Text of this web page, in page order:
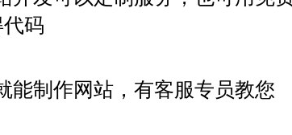
码
能制作网站，有客服专员教您